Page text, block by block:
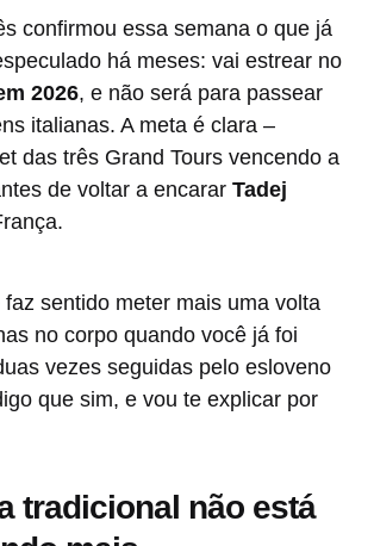
confirmou essa semana o que já
há meses: vai estrear no
2026, e não será para passear
italianas. A meta é clara –
das três Grand Tours vencendo a
de voltar a encarar Tadej
sentido meter mais uma volta
no corpo quando você já foi
vezes seguidas pelo esloveno
que sim, e vou te explicar por
tradicional não está